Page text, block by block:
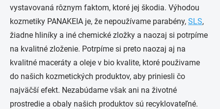
vystavovaná rôznym faktom, ktoré jej škodia. Výhodou
kozmetiky PANAKEIA je, že nepoužívame parabény, SLS,
žiadne hliníky a iné chemické zložky a naozaj si potrpíme
na kvalitné zloženie. Potrpíme si preto naozaj aj na
kvalitné maceráty a oleje v bio kvalite, ktoré použivame
do našich kozmetických produktov, aby priniesli čo
najväčší efekt. Nezabúdame však ani na životné
prostredie a obaly našich produktov sú recyklovateľné.